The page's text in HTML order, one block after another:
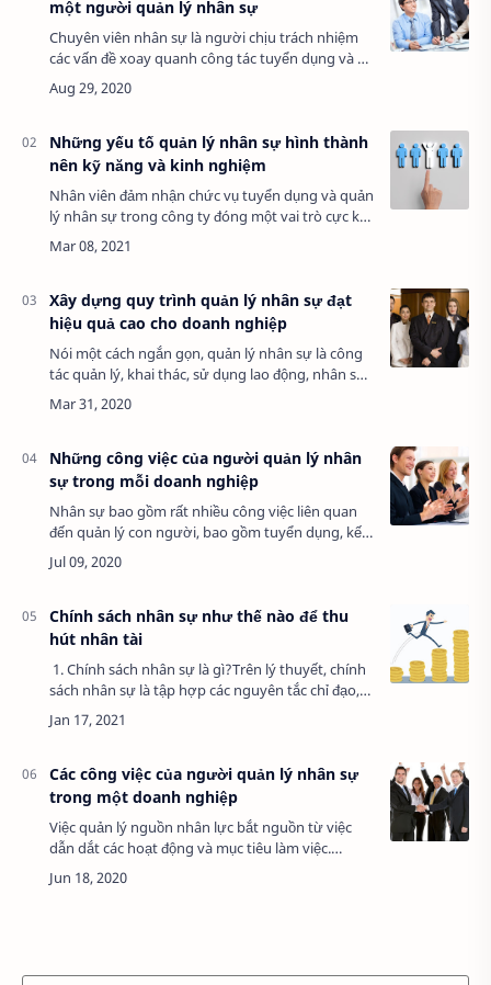
một người quản lý nhân sự
Chuyên viên nhân sự là người chịu trách nhiệm
các vấn đề xoay quanh công tác tuyển dụng và bố
trí nhân viên trong công ty. Công việc của họ bao
gồm sàng lọc ứng viên nộp hồ sơ ứng …
Những yếu tố quản lý nhân sự hình thành
nên kỹ năng và kinh nghiệm
Nhân viên đảm nhận chức vụ tuyển dụng và quản
lý nhân sự trong công ty đóng một vai trò cực kỳ
quan trọng. Với những người đảm nhận chức vụ
trưởng phòng ở vị trí này thì kinh nghiệ…
Xây dựng quy trình quản lý nhân sự đạt
hiệu quả cao cho doanh nghiệp
Nói một cách ngắn gọn, quản lý nhân sự là công
tác quản lý, khai thác, sử dụng lao động, nhân sự
của một doanh nghiệp, công ty, tổ chức,…một
cách hợp lý và hiệu quả. Chức năng quản…
Những công việc của người quản lý nhân
sự trong mỗi doanh nghiệp
Nhân sự bao gồm rất nhiều công việc liên quan
đến quản lý con người, bao gồm tuyển dụng, kế
hoạch lương thưởng & phúc lợi, đào tạo nhân
viên,… Nhân sự là bộ phận trong công ty …
Chính sách nhân sự như thế nào để thu
hút nhân tài
1. Chính sách nhân sự là gì?Trên lý thuyết, chính
sách nhân sự là tập hợp các nguyên tắc chỉ đạo,
quy tắc, phương pháp, thủ tục được định ra gắn
với hoạt động tuyển dụng, đào…
Các công việc của người quản lý nhân sự
trong một doanh nghiệp
Việc quản lý nguồn nhân lực bắt nguồn từ việc
dẫn dắt các hoạt động và mục tiêu làm việc.
Người làm công việc quản lý nhân sự sẽ chịu
trách nhiệm phát triển các quy trình và hỗ trợ…